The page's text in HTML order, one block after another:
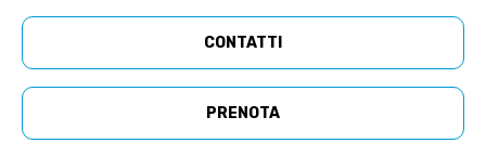
CONTATTI
PRENOTA